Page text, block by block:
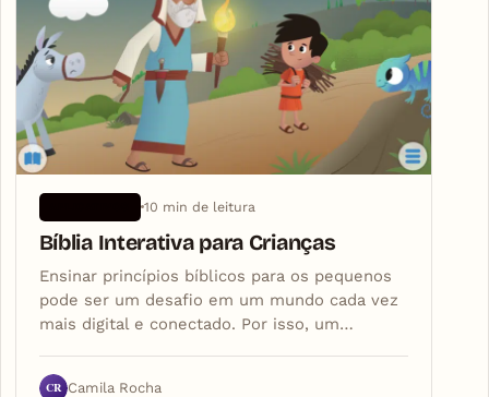
10 min de leitura
Bíblia Interativa para Crianças
Ensinar princípios bíblicos para os pequenos
pode ser um desafio em um mundo cada vez
mais digital e conectado. Por isso, um…
CR Camila Rocha